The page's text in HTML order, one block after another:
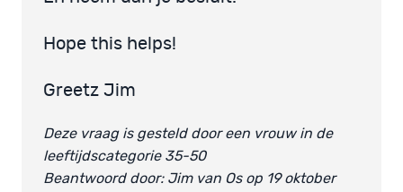
Hope this helps!
Greetz Jim
Deze vraag is gesteld door een vrouw in de
leeftijdscategorie 35-50
Beantwoord door: Jim van Os op 19 oktober